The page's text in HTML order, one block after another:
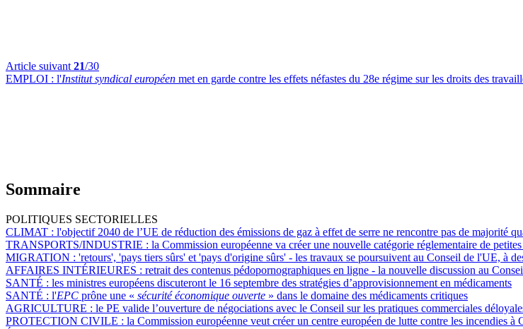
Article suivant 21/30
EMPLOI : l'Institut syndical européen met en garde contre les effets néfastes du 28e régime sur les droits des
Sommaire
POLITIQUES SECTORIELLES
CLIMAT : l'objectif 2040 de l’UE de réduction des émissions de gaz à effet de serre ne rencontre pas de majorité
TRANSPORTS/INDUSTRIE : la Commission européenne va créer une nouvelle catégorie réglementaire de
MIGRATION : 'retours', 'pays tiers sûrs' et 'pays d'origine sûrs' - les travaux se poursuivent au Conseil de l'UE, à
AFFAIRES INTÉRIEURES : retrait des contenus pédopornographiques en ligne - la nouvelle discussion au
SANTÉ : les ministres européens discuteront le 16 septembre des stratégies d’approvisionnement en médicaments
SANTÉ : l'EPC prône une « sécurité économique ouverte » dans le domaine des médicaments critiques
AGRICULTURE : le PE valide l’ouverture de négociations avec le Conseil sur les pratiques commerciales
PROTECTION CIVILE : la Commission européenne veut créer un centre européen de lutte contre les incendies à